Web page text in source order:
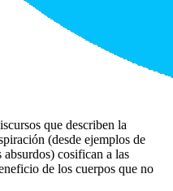
que describen la
(desde ejemplos de
absurdos) cosifican a las
de los cuerpos que no